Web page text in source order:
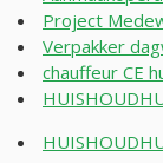
Project
Verpakker
chauffeur CE